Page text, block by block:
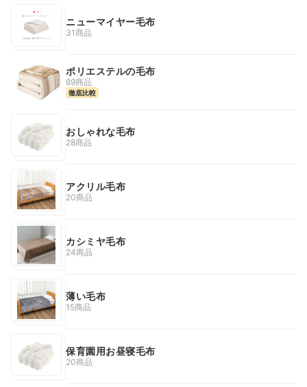
ニューマイヤー毛布
31商品
ポリエステルの毛布
89商品
徹底比較
おしゃれな毛布
28商品
アクリル毛布
20商品
カシミヤ毛布
24商品
薄い毛布
15商品
保育園用お昼寝毛布
20商品